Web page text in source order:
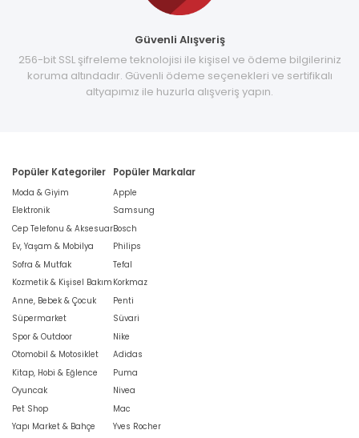
Güvenli Alışveriş
256-bit SSL şifreleme teknolojisi ile kişisel ve ödeme bilgileriniz
koruma altındadır. Güvenli ödeme seçenekleri ve sertifikalı
altyapımız ile huzurla alışveriş yapın.
Popüler Kategoriler
Moda & Giyim
Elektronik
Cep Telefonu & Aksesuar
Ev, Yaşam & Mobilya
Sofra & Mutfak
Kozmetik & Kişisel Bakım
Anne, Bebek & Çocuk
Süpermarket
Spor & Outdoor
Otomobil & Motosiklet
Kitap, Hobi & Eğlence
Oyuncak
Pet Shop
Yapı Market & Bahçe
Popüler Markalar
Apple
Samsung
Bosch
Philips
Tefal
Korkmaz
Penti
Süvari
Nike
Adidas
Puma
Nivea
Mac
Yves Rocher